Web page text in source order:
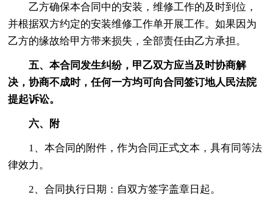
乙方确保本合同中的安装，维修工作的及时到位，
并根据双方约定的安装维修工作单开展工作。如果因为
乙方的缘故给甲方带来损失，全部责任由乙方承担。
五、本合同发生纠纷，甲乙双方应当及时协商解
决，协商不成时，任何一方均可向合同签订地人民法院
提起诉讼。
六、附
1、本合同的附件，作为合同正式文本，具有同等法
律效力。
2、合同执行日期：自双方签字盖章日起。